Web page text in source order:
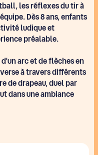
les réflexes du tir à
Dès 8 ans, enfants
ludique et
préalable.
arc et de flèches en
à travers différents
de drapeau, duel par
dans une ambiance